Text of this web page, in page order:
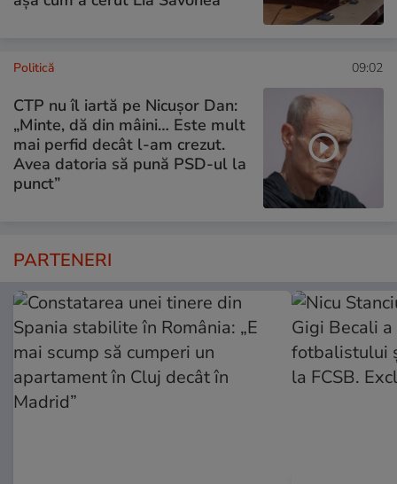
Politică 09:02
CTP nu îl iartă pe Nicușor Dan:
„Minte, dă din mâini… Este mult
mai perfid decât l-am crezut.
Avea datoria să pună PSD-ul la
punct”
PARTENERI